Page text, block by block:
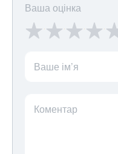
Ваша оцінка
Ваше ім’я
Коментар